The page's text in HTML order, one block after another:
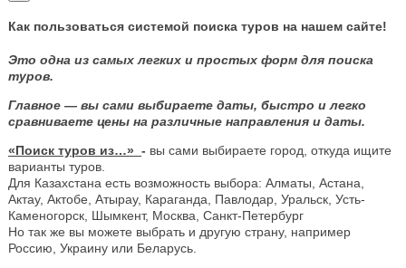
Как пользоваться системой поиска туров на нашем сайте!
Это одна из самых легких и простых форм для поиска
туров.
Главное — вы сами выбираете даты, быстро и легко
сравниваете цены на различные направления и даты.
«Поиск туров из…» - вы сами выбираете город, откуда ищите
варианты туров.
Для Казахстана есть возможность выбора: Алматы, Астана,
Актау, Актобе, Атырау, Караганда, Павлодар, Уральск, Усть-
Каменогорск, Шымкент, Москва, Санкт-Петербург
Но так же вы можете выбрать и другую страну, например
Россию, Украину или Беларусь.